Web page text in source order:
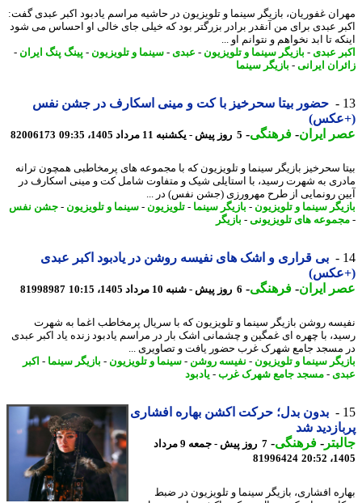
غفوریان، بازیگر سینما و تلویزیون در حاشیه مراسم یادبود اکبر عبدی گفت:
عبدی برای من آنقدر برادر بزرگتر بود که خیلی جای خالی او احساس می شود
تا ابد نخواهم و نتوانم او ...
عبدی-بازیگر سینما و تلویزیون -عبدی-سینما و تلویزیون -پینگ پنگ ایران -
ایرانی- بازیگر سینما
حضور بیتا سحرخیز با کت و مینی اسکارف در جشن نفس
ایران- فرهنگی-5 روز پیش - یکشنبه 11 مرداد 1405، 09:35 82006173
سحرخیز بازیگر سینما و تلویزیون که با مجموعه های پرمخاطبی همچون ترانه
به شهرت رسید، با استایلی شیک و متفاوت شامل کت و مینی اسکارف در
رونمایی از طرح مهرورزی (جشن نفس) در ...
سینما و تلویزیون -بازیگر سینما-تلویزیون -سینما و تلویزیون -جشن نفس
های تلویزیونی-بازیگر
بی قراری و اشک های نفیسه روشن در یادبود اکبر عبدی
ایران- فرهنگی-6 روز پیش - شنبه 10 مرداد 1405، 10:15 81998987
روشن بازیگر سینما و تلویزیون که با سریال پرمخاطب اغما به شهرت
با چهره ای غمگین و چشمانی اشک بار در مراسم یادبود زنده یاد اکبر عبدی
جامع شهرک غرب حضور یافت و تصاویری ...
سینما و تلویزیون -نفیسه روشن-سینما و تلویزیون -بازیگر سینما-اکبر
-مسجد جامع شهرک غرب- یادبود
بدون بدل؛ حرکت اکشن بهاره افشاری
شد
-فرهنگی-
7 روز پیش - جمعه 9 مرداد
81996424
افشاری، بازیگر سینما و تلویزیون در ضبط